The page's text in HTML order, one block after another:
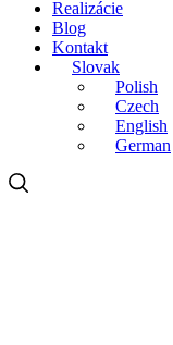
Realizácie
Blog
Kontakt
Slovak
Polish
Czech
English
German